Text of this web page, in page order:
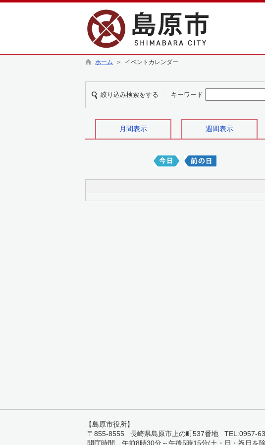
ホーム ＞ イベントカレンダー
絞り込み検索をする キーワード
月間表示 週間表示
【島原市役所】
〒855-8555 長崎県島原市上の町537番地 TEL:0957-
開庁時間 午前8時30分～午後5時15分(土・日・祝日を